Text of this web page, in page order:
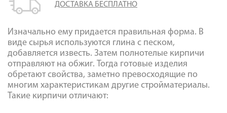
ДОСТАВКА БЕСПЛАТНО
Изначально ему придается правильная форма. В
виде сырья используются глина с песком,
добавляется известь. Затем полнотелые кирпичи
отправляют на обжиг. Тогда готовые изделия
обретают свойства, заметно превосходящие по
многим характеристикам другие стройматериалы.
Такие кирпичи отличают: